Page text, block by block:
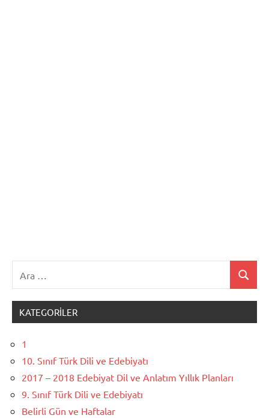
Ara
KATEGORILER
1
10. Sınıf Türk Dili ve Edebiyatı
2017 – 2018 Edebiyat Dil ve Anlatım Yıllık Planları
9. Sınıf Türk Dili ve Edebiyatı
Belirli Gün ve Haftalar